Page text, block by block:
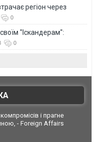
регіон через
0
"Іскандерам":
0
і прагне
- Foreign Affairs